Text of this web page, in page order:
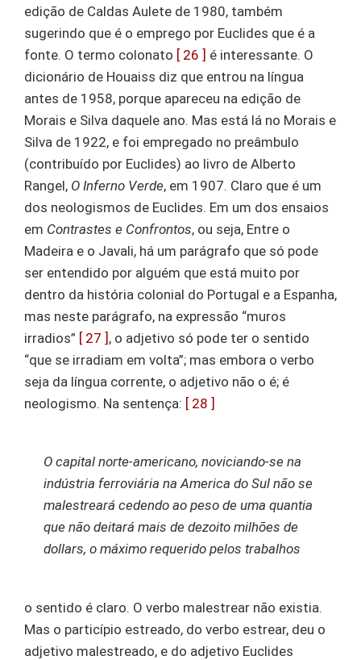
edição de Caldas Aulete de 1980, também
sugerindo que é o emprego por Euclides que é a
fonte. O termo colonato [ 26 ] é interessante. O
dicionário de Houaiss diz que entrou na língua
antes de 1958, porque apareceu na edição de
Morais e Silva daquele ano. Mas está lá no Morais e
Silva de 1922, e foi empregado no preâmbulo
(contribuído por Euclides) ao livro de Alberto
Rangel, O Inferno Verde, em 1907. Claro que é um
dos neologismos de Euclides. Em um dos ensaios
em Contrastes e Confrontos, ou seja, Entre o
Madeira e o Javali, há um parágrafo que só pode
ser entendido por alguém que está muito por
dentro da história colonial do Portugal e a Espanha,
mas neste parágrafo, na expressão “muros
irradios” [ 27 ] , o adjetivo só pode ter o sentido
“que se irradiam em volta”; mas embora o verbo
seja da língua corrente, o adjetivo não o é; é
neologismo. Na sentença: [ 28 ]
O capital norte-americano, noviciando-se na
indústria ferroviária na America do Sul não se
malestreará cedendo ao peso de uma quantia
que não deitará mais de dezoito milhões de
dollars, o máximo requerido pelos trabalhos
o sentido é claro. O verbo malestrear não existia.
Mas o particípio estreado, do verbo estrear, deu o
adjetivo malestreado, e do adjetivo Euclides